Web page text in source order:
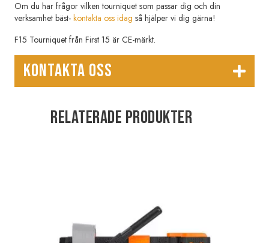
Om du har frågor vilken tourniquet som passar dig och din
verksamhet bäst- kontakta oss idag så hjälper vi dig gärna!
F15 Tourniquet från First 15 är CE-märkt.
KONTAKTA OSS
Relaterade produkter